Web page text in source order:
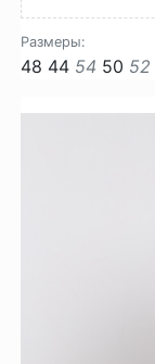
Размеры:
48 44 54 50 52